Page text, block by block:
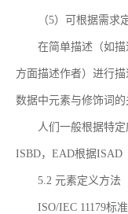
（5）可根据需求
在简单描述（如
方面描述作者）进行
数据中元素与修饰词
人们一般根据特
ISBD，EAD根据ISAD
5.2 元素定义方法
ISO/IEC 11179标